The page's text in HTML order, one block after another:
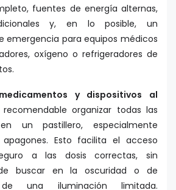
fuentes de energía alternas,
y, en lo posible, un
emergencia para equipos médicos
oxígeno o refrigeradores de
y dispositivos al
recomendable organizar todas las
un pastillero, especialmente
Esto facilita el acceso
a las dosis correctas, sin
buscar en la oscuridad o de
una iluminación limitada.